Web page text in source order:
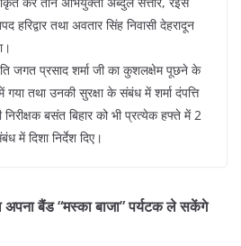
हरिद्वार तथा अवतार सिंह निवासी देहरादून
जगत प्रसाद शर्मा जी का कुशलक्षेम पूछने के
तथा उनकी सुरक्षा के संबंध में शर्मा दंपत्ति
बसंत बिहार को भी प्रत्येक हफ्ते में 2
में दिशा निर्देश दिए।
अपना बैंड “मस्का बाजा” पर्यटक ले सकेंगे